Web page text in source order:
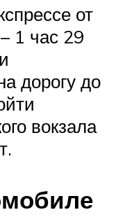
от
1 час 29
дорогу до
вокзала